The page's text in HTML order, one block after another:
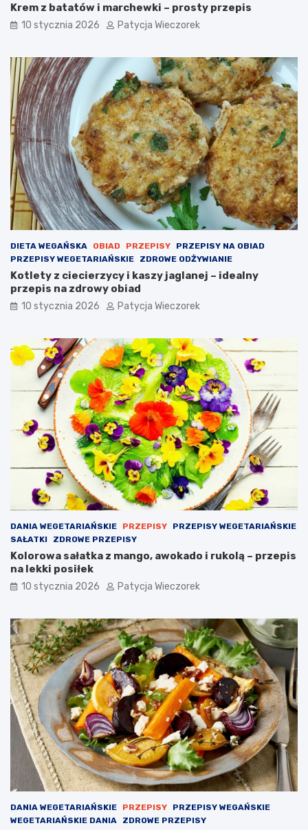
Krem z batatów i marchewki – prosty przepis
10 stycznia 2026 Patycja Wieczorek
DIETA WEGAŃSKA OBIAD PRZEPISY
PRZEPISY NA OBIAD
PRZEPISY WEGETARIAŃSKIE
ZDROWE ODŻYWIANIE
Kotlety z ciecierzycy i kaszy jaglanej – idealny
przepis na zdrowy obiad
10 stycznia 2026 Patycja Wieczorek
DANIA WEGETARIAŃSKIE PRZEPISY
PRZEPISY WEGETARIAŃSKIE
SAŁATKI
ZDROWE PRZEPISY
Kolorowa sałatka z mango, awokado i rukolą – przepis
na lekki posiłek
10 stycznia 2026 Patycja Wieczorek
DANIA WEGETARIAŃSKIE PRZEPISY
PRZEPISY WEGAŃSKIE
WEGETARIAŃSKIE DANIA
ZDROWE PRZEPISY